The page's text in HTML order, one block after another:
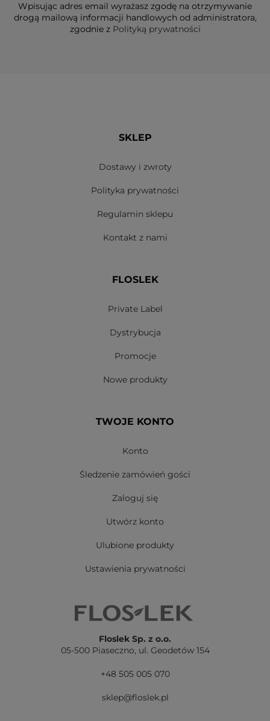
Wpisując adres email wyrażasz zgodę na otrzymywanie
drogą mailową informacji handlowych od administratora,
zgodnie z Polityką prywatności
SKLEP
Dostawy i zwroty
Polityka prywatności
Regulamin sklepu
Kontakt z nami
FLOSLEK
Private Label
Dystrybucja
Promocje
Nowe produkty
TWOJE KONTO
Konto
Śledzenie zamówień gości
Zaloguj się
Utwórz konto
Ulubione produkty
Ustawienia prywatności
Floslek Sp. z o.o.
05-500 Piaseczno, ul. Geodetów 154
+48 505 005 070
sklep@floslek.pl